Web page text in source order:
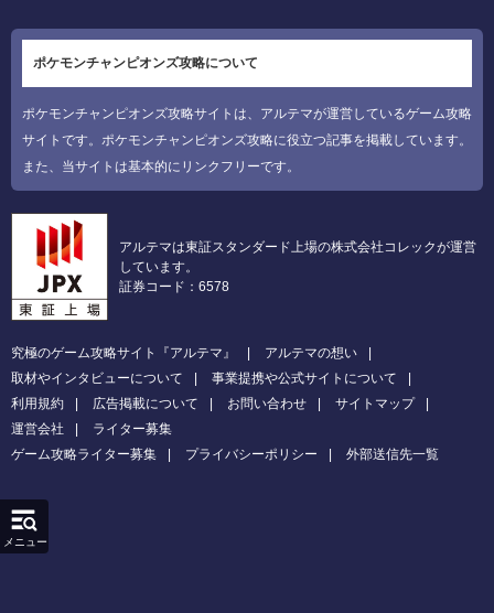
ポケモンチャンピオンズ攻略について
ポケモンチャンピオンズ攻略サイトは、アルテマが運営しているゲーム攻略
サイトです。ポケモンチャンピオンズ攻略に役立つ記事を掲載しています。
また、当サイトは基本的にリンクフリーです。
アルテマは東証スタンダード上場の株式会社コレックが運営
しています。
証券コード：6578
究極のゲーム攻略サイト『アルテマ』
アルテマの想い
取材やインタビューについて
事業提携や公式サイトについて
利用規約
広告掲載について お問い合わせ
サイトマップ
運営会社
ライター募集
ゲーム攻略ライター募集
プライバシーポリシー 外部送信先一覧
メニュー